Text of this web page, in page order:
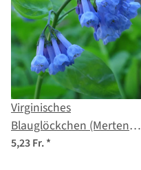
Virginisches
Blauglöckchen (Mertensia
virginica) Samen
5,23 Fr.*